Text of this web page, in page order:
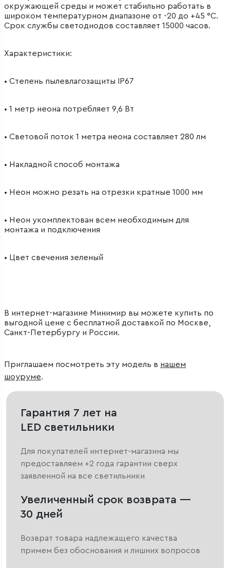
окружающей среды и может стабильно работать в
широком температурном диапазоне от -20 до +45 °C.
Срок службы светодиодов составляет 15000 часов.
Характеристики:
• Степень пылевлагозащиты IP67
• 1 метр неона потребляет 9,6 Вт
• Световой поток 1 метра неона составляет 280 лм
• Накладной способ монтажа
• Неон можно резать на отрезки кратные 1000 мм
• Неон укомплектован всем необходимым для
монтажа и подключения
• Цвет свечения зеленый
В интернет-магазине Минимир вы можете купить по
выгодной цене с бесплатной доставкой по Москве,
Санкт-Петербургу и России.
Приглашаем посмотреть эту модель в нашем
шоуруме.
Гарантия 7 лет на
LED светильники
Для покупателей интернет-магазина мы
предоставляем +2 года гарантии сверх
заявленной на все светильники
Увеличенный срок возврата —
30 дней
Возврат товара надлежащего качества
примем без обоснования и лишних вопросов